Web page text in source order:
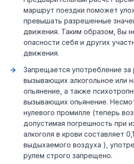
маршрут поездки поможет
превышать разрешенные
движения. Таким образом, Вы
опасности себя и других
движения.
Запрещается употребление за
вызывающих алкогольное или
опьянение, а также
вызывающих опьянение.
нулевого промилле (теперь
допустимая погрешность при
алкоголя в крови составляет
выдыхаемого воздуха ),
рулем строго запрещено.